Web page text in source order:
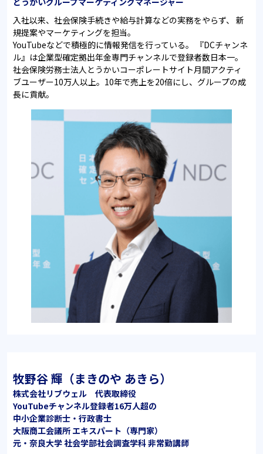
入社以来、社会保険手続きや給与計算などの実務をやらず、 新
規提案やマーケティングを担当。
YouTubeなどで積極的に情報発信を行っている。 『DCチャンネ
ル』は企業型確定拠出年金専門チャンネルで登録者数日本一。
社会保険労務士法人とうかいコーポレートサイト月間アクティ
ブユーザー10万人以上。10年で売上を20倍にし、グループの成
長に貢献。
牧野谷 輝（まきのや あきら）
株式会社リブウェル 代表取締役
YouTubeチャンネル登録者16万人超の
中小企業診断士・行政書士
大阪商工会議所 エキスパート（専門家）
元・奈良大学 社会学部社会調査学科 非常勤講師